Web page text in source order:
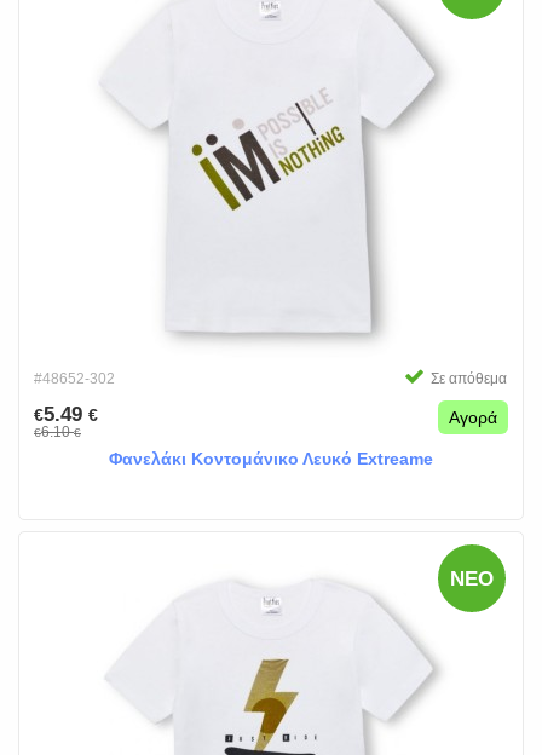
#48652-302 Σε απόθεμα
€5.49 €
€6.10€
Αγορά
Φανελάκι Κοντομάνικο Λευκό Extreame
ΝΈΟ